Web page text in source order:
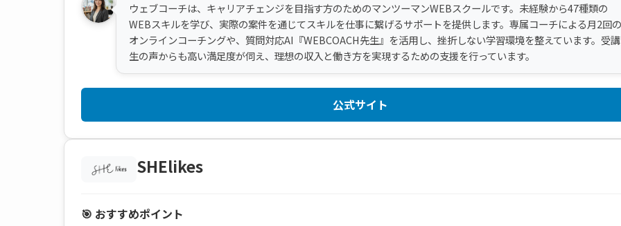
ウェブコーチは、キャリアチェンジを目指す方のためのマンツーマンWEBスクールです。未経験から47種類の
WEBスキルを学び、実際の案件を通じてスキルを仕事に繋げるサポートを提供します。専属コーチによる月2回の
オンラインコーチングや、質問対応AI『WEBCOACH先生』を活用し、挫折しない学習環境を整えています。受講
生の声からも高い満足度が伺え、理想の収入と働き方を実現するための支援を行っています。
公式サイト
SHElikes
🎯 おすすめポイント